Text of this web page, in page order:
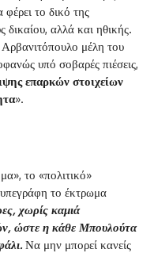
το δικό της
δικαίου, αλλά και ηθικής.
Αρβανιτόπουλο μέλη του
υπό σοβαρές πιέσεις,
επαρκών στοιχείων
».
το «πολιτικό»
το έκτρωμα
χωρίς καμιά
ώστε η κάθε Μπουλούτα
Να μην μπορεί κανείς